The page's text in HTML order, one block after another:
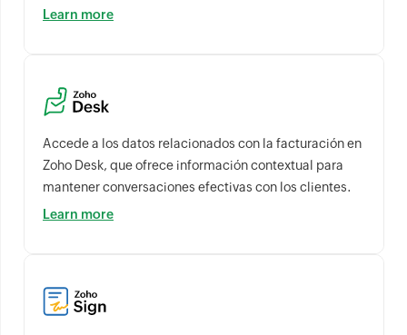
Learn more
Accede a los datos relacionados con la facturación en
Zoho Desk, que ofrece información contextual para
mantener conversaciones efectivas con los clientes.
Learn more